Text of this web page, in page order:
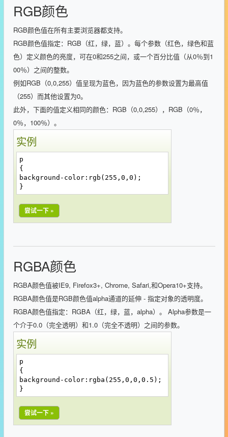
RGB颜色
RGB颜色值在所有主要浏览器都支持。
RGB颜色值指定：RGB（红，绿，蓝）。每个参数（红色，绿色和蓝
色）定义颜色的亮度，可在0和255之间，或一个百分比值（从0％到1
00％）之间的整数。
例如RGB（0,0,255）值呈现为蓝色，因为蓝色的参数设置为最高值
（255）而其他设置为0。
此外，下面的值定义相同的颜色：RGB（0,0,255），RGB（0％，
0％，100％）。
实例
p
{
background-color:rgb(255,0,0);
}
尝试一下 »
RGBA颜色
RGBA颜色值被IE9, Firefox3+, Chrome, Safari,和Opera10+支持。
RGBA颜色值是RGB颜色值alpha通道的延伸 - 指定对象的透明度。
RGBA颜色值指定：RGBA（红，绿，蓝，alpha）。 Alpha参数是一
个介于0.0（完全透明）和1.0（完全不透明）之间的参数。
实例
p
{
background-color:rgba(255,0,0,0.5);
}
尝试一下 »